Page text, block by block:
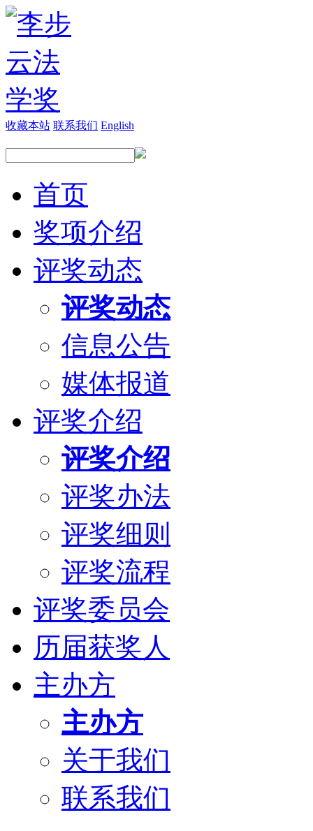
收藏本站 联系我们 English
首页
奖项介绍
评奖动态
评奖动态
信息公告
媒体报道
评奖介绍
评奖介绍
评奖办法
评奖细则
评奖流程
评奖委员会
历届获奖人
主办方
主办方
关于我们
联系我们